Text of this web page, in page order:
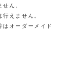
ん。
えません。
オーダーメイド